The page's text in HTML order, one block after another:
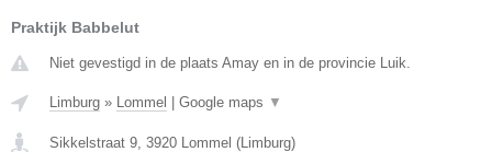
Praktijk Babbelut
Niet gevestigd in de plaats Amay en in de provincie Luik.
Limburg » Lommel Google maps ▼
Sikkelstraat 9, 3920 Lommel (Limburg)